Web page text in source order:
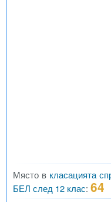
Място в класацията
БЕЛ след 12 клас: 64